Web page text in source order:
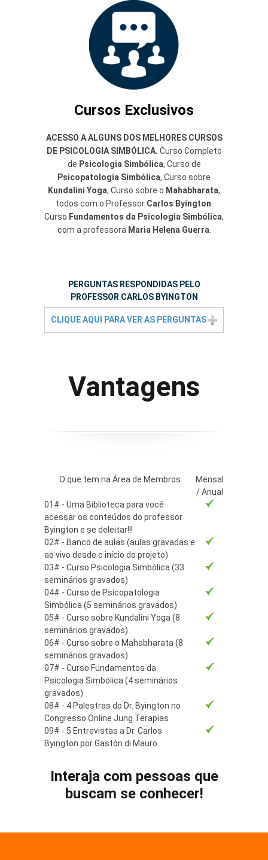
Cursos Exclusivos
ACESSO A ALGUNS DOS MELHORES CURSOS
DE PSICOLOGIA SIMBÓLICA. Curso Completo
de Psicologia Simbólica, Curso de
Psicopatologia Simbólica, Curso sobre
Kundalini Yoga, Curso sobre o Mahabharata,
todos com o Professor Carlos Byington
Curso Fundamentos da Psicologia Simbólica,
com a professora Maria Helena Guerra
PERGUNTAS RESPONDIDAS PELO
PROFESSOR CARLOS BYINGTON
CLIQUE AQUI PARA VER AS PERGUNTAS
Vantagens
O que tem na Área de Membros
Mensal
/ Anual
01# - Uma Biblioteca para você
acessar os conteúdos do professor
Byington e se deleitar!!!
02# - Banco de aulas (aulas gravadas e
ao vivo desde o início do projeto)
03# - Curso Psicologia Simbólica (33
seminários gravados)
04# - Curso de Psicopatologia
Simbólica (5 seminários gravados)
05# - Curso sobre Kundalini Yoga (8
seminários gravados)
06# - Curso sobre o Mahabharata (8
seminários gravados)
07# - Curso Fundamentos da
Psicologia Simbólica (4 seminários
gravados)
08# - 4 Palestras do Dr. Byington no
Congresso Online Jung Terapias
09# - 5 Entrevistas a Dr. Carlos
Byington por Gastón di Mauro
Interaja com pessoas que
buscam se conhecer!